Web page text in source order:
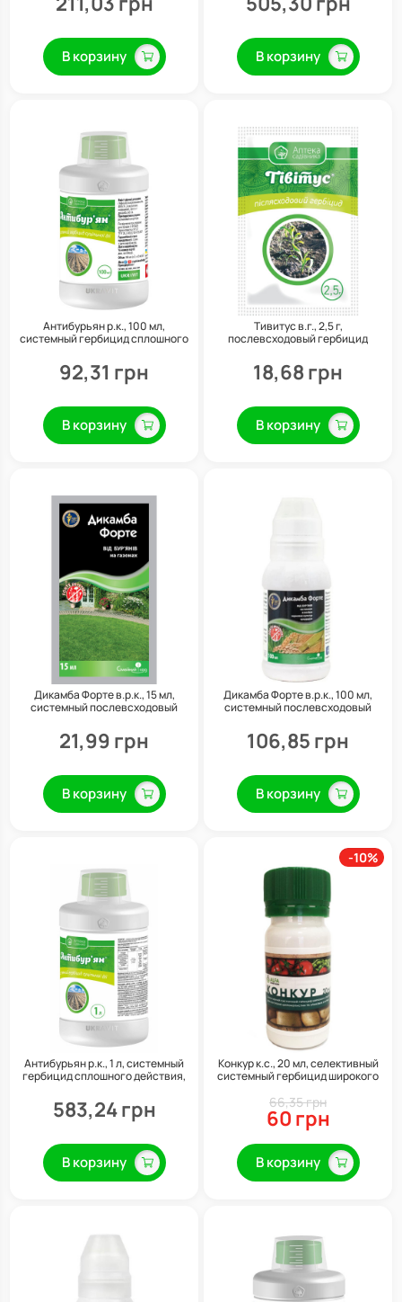
В корзину В корзину
Антибурьян р.к., 100 мл,
системный гербицид сплошного
92,31 грн
В корзину
Тивитус в.г., 2,5 г,
послевсходовый гербицид
18,68 грн
В корзину
Дикамба Форте в.р.к., 15 мл,
системный послевсходовый
Семейный сад
21,99 грн
В корзину
Дикамба Форте в.р.к., 100 мл,
системный послевсходовый
Семейный сад
106,85 грн
В корзину
Антибурьян р.к., 1 л, системный
гербицид сплошного действия,
583,24 грн
В корзину
-10%
Конкур к.с., 20 мл, селективный
системный гербицид широкого
Agro
60 грн
66,35 грн
В корзину